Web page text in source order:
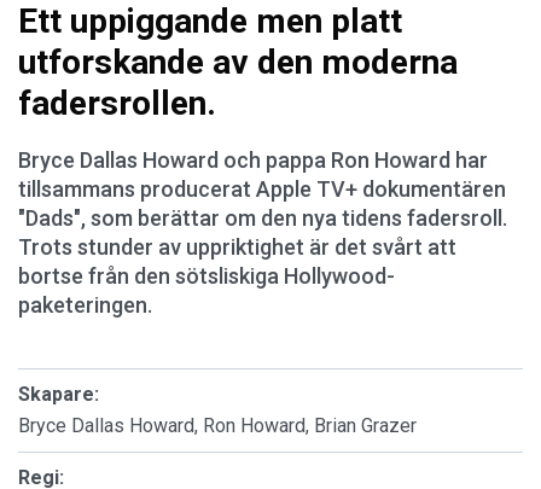
Ett uppiggande men platt
utforskande av den moderna
fadersrollen.
Bryce Dallas Howard och pappa Ron Howard har
tillsammans producerat Apple TV+ dokumentären
"Dads", som berättar om den nya tidens fadersroll.
Trots stunder av uppriktighet är det svårt att
bortse från den sötsliskiga Hollywood-
paketeringen.
Skapare:
Bryce Dallas Howard, Ron Howard, Brian Grazer
Regi: